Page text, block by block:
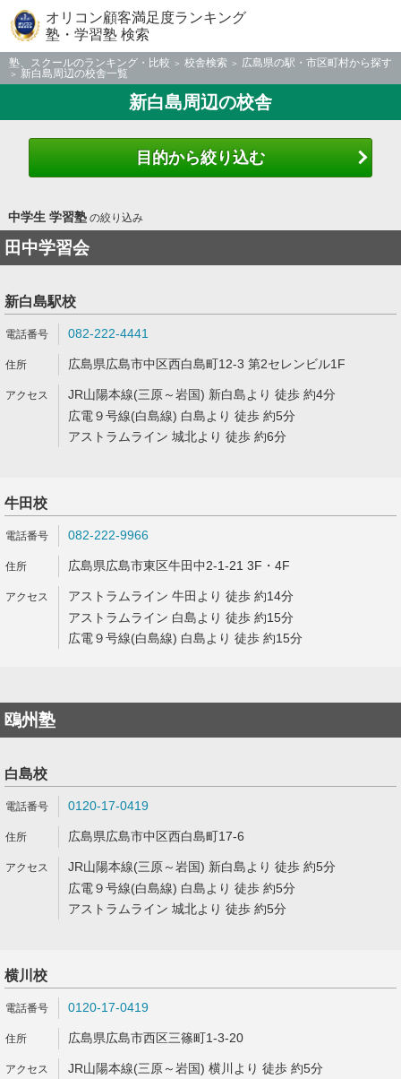
オリコン顧客満足度ランキング
塾・学習塾 検索
塾、スクールのランキング・比較 校舎検索
広島県の駅・市区町村から探す
新白島周辺の校舎一覧
新白島周辺の校舎
目的から絞り込む
中学生 学習塾の絞り込み
田中学習会
新白島駅校
082-222-4441
広島県広島市中区西白島町12-3 第2セレンビル1F
JR山陽本線(三原～岩国) 新白島より 徒歩 約4分
広電９号線(白島線) 白島より 徒歩 約5分
アストラムライン 城北より 徒歩 約6分
牛田校
082-222-9966
広島県広島市東区牛田中2-1-21 3F・4F
アストラムライン 牛田より 徒歩 約14分
アストラムライン 白島より 徒歩 約15分
広電９号線(白島線) 白島より 徒歩 約15分
鴎州塾
白島校
0120-17-0419
広島県広島市中区西白島町17-6
JR山陽本線(三原～岩国) 新白島より 徒歩 約5分
広電９号線(白島線) 白島より 徒歩 約5分
アストラムライン 城北より 徒歩 約5分
横川校
0120-17-0419
広島県広島市西区三篠町1-3-20
JR山陽本線(三原～岩国) 横川より 徒歩 約5分